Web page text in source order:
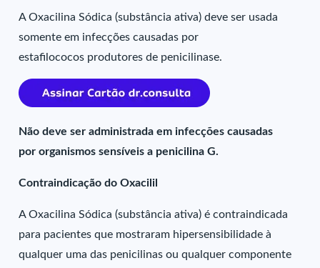
A Oxacilina Sódica (substância ativa) deve ser usada
somente em infecções causadas por
estafilococos produtores de penicilinase.
Não deve ser administrada em infecções causadas
por organismos sensíveis a penicilina G.
Contraindicação do Oxacilil
A Oxacilina Sódica (substância ativa) é contraindicada
para pacientes que mostraram hipersensibilidade à
qualquer uma das penicilinas ou qualquer componente